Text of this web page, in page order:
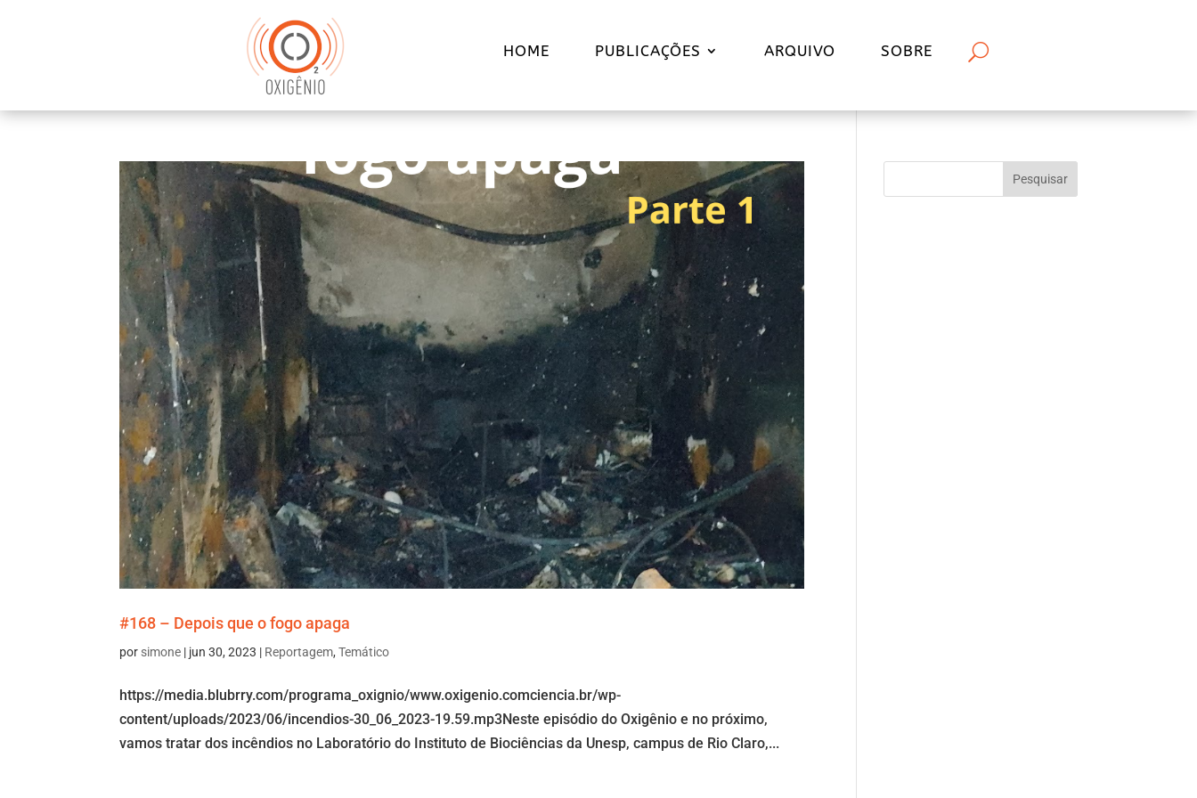
HOME PUBLICAÇÕES ARQUIVO SOBRE
#168 – Depois que o fogo apaga
por simone | jun 30, 2023 | Reportagem,Temático
https://media.blubrry.com/programa_oxignio/www.oxigenio.comciencia.br/wp-
content/uploads/2023/06/incendios-30_06_2023-19.59.mp3Neste episódio do Oxigênio e no próximo,
vamos tratar dos incêndios no Laboratório do Instituto de Biociências da Unesp, campus de Rio Claro,...